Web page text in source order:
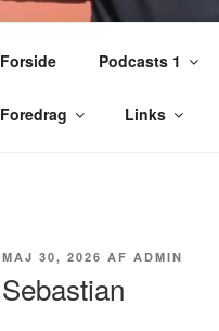
KIM
Forside Podcasts 1
Foredrag Links
UDGIVET
MAJ 30, 2026 AF ADMIN
Sebastian